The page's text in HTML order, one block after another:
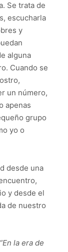
Se trata de
escucharla
y
alguna
Cuando se
un número,
apenas
grupo
yo o
desde una
y desde el
de nuestro
“En la era de